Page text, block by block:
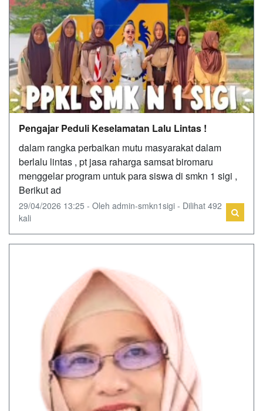
Pengajar Peduli Keselamatan Lalu Lintas !
dalam rangka perbaikan mutu masyarakat dalam
berlalu lintas , pt jasa raharga samsat biromaru
menggelar program untuk para siswa di smkn 1 sigi ,
Berikut ad
29/04/2026 13:25 - Oleh admin-smkn1sigi - Dilihat 492
kali